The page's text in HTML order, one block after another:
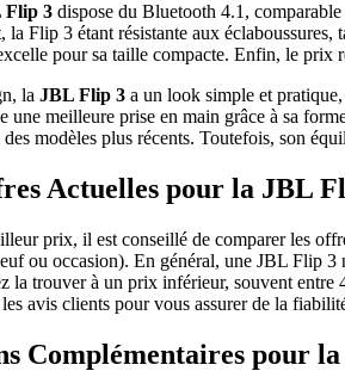
Flip 3 dispose du Bluetooth 4.1,
la Flip 3 étant résistante aux éclaboussures,
pour sa taille compacte. Enfin, le prix
la JBL Flip 3 a un look simple et
une meilleure prise en main grâce à sa
modèles plus récents. Toutefois, son
Actuelles pour la JBL
prix, il est conseillé de comparer les
ou occasion). En général, une JBL Flip 3
la trouver à un prix inférieur, souvent
les avis clients pour vous assurer de la
Complémentaires pour